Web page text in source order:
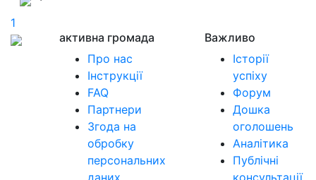
1
активна громада
Про нас
Інструкції
FAQ
Партнери
Згода на
обробку
персональних
даних
Важливо
Історії
успіху
Форум
Дошка
оголошень
Аналітика
Публічні
консультації